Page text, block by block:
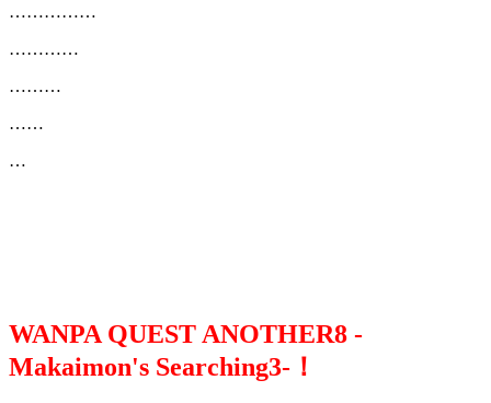
……………
…………
………
……
…
WANPA QUEST ANOTHER8 -
Makaimon's Searching3-！